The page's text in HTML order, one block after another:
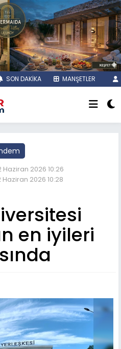
SON DAKİKA MANŞETLER
Haziran 2026 10:26
2026 10:28
en iyileri